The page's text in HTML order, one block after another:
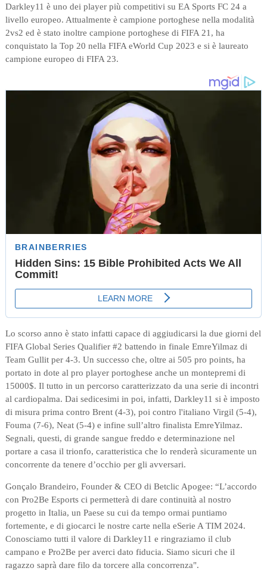
Darkley11 è uno dei player più competitivi su EA Sports FC 24 a
livello europeo. Attualmente è campione portoghese nella modalità
2vs2 ed è stato inoltre campione portoghese di FIFA 21, ha
conquistato la Top 20 nella FIFA eWorld Cup 2023 e si è laureato
campione europeo di FIFA 23.
Lo scorso anno è stato infatti capace di aggiudicarsi la due giorni del
FIFA Global Series Qualifier #2 battendo in finale EmreYilmaz di
Team Gullit per 4-3. Un successo che, oltre ai 505 pro points, ha
portato in dote al pro player portoghese anche un montepremi di
15000$. Il tutto in un percorso caratterizzato da una serie di incontri
al cardiopalma. Dai sedicesimi in poi, infatti, Darkley11 si è imposto
di misura prima contro Brent (4-3), poi contro l'italiano Virgil (5-4),
Fouma (7-6), Neat (5-4) e infine sull’altro finalista EmreYilmaz.
Segnali, questi, di grande sangue freddo e determinazione nel
portare a casa il trionfo, caratteristica che lo renderà sicuramente un
concorrente da tenere d’occhio per gli avversari.
Gonçalo Brandeiro, Founder & CEO di Betclic Apogee: “L’accordo
con Pro2Be Esports ci permetterà di dare continuità al nostro
progetto in Italia, un Paese su cui da tempo ormai puntiamo
fortemente, e di giocarci le nostre carte nella eSerie A TIM 2024.
Conosciamo tutti il valore di Darkley11 e ringraziamo il club
campano e Pro2Be per averci dato fiducia. Siamo sicuri che il
ragazzo saprà dare filo da torcere alla concorrenza".